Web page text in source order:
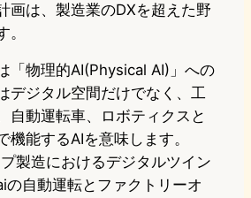
画は、製造業のDXを超えた野
「物理的AI(Physical AI)」への
デジタル空間だけでなく、工
自動運転車、ロボティクスと
機能するAIを意味します。
製造におけるデジタルツイン
自動運転とファクトリーオ